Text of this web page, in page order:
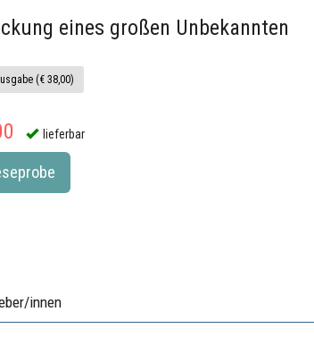
eines großen Unbekannten
(€ 38,00)
lieferbar
innen